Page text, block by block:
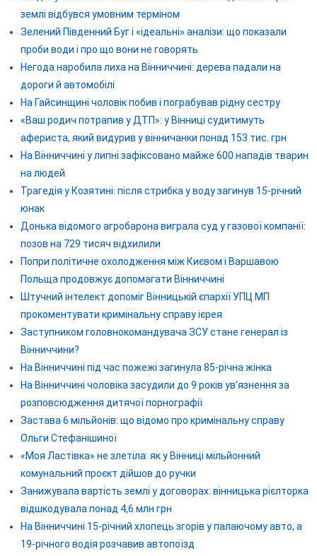
землі відбувся умовним терміном
Зелений Південний Буг і «ідеальні» аналізи: що показали
проби води і про що вони не говорять
Негода наробила лиха на Вінниччині: дерева падали на
дороги й автомобілі
На Гайсинщині чоловік побив і пограбував рідну сестру
«Ваш родич потрапив у ДТП»: у Вінниці судитимуть
афериста, який видурив у вінничанки понад 153 тис. грн
На Вінниччині у липні зафіксовано майже 600 нападів тварин
на людей
Трагедія у Козятині: після стрибка у воду загинув 15-річний
юнак
Донька відомого агробарона виграла суд у газової компанії:
позов на 729 тисяч відхилили
Попри політичне охолодження між Києвом і Варшавою
Польща продовжує допомагати Вінниччині
Штучний інтелект допоміг Вінницькій єпархії УПЦ МП
прокоментувати кримінальну справу ієрея
Заступником головнокомандувача ЗСУ стане генерал із
Вінниччини?
На Вінниччині під час пожежі загинула 85-річна жінка
На Вінниччині чоловіка засудили до 9 років ув’язнення за
розповсюдження дитячої порнографії
Застава 6 мільйонів: що відомо про кримінальну справу
Ольги Стефанішиної
«Моя Ластівка» не злетіла: як у Вінниці мільйонний
комунальний проєкт дійшов до ручки
Занижувала вартість землі у договорах: вінницька рієлторка
відшкодувала понад 4,6 млн грн
На Вінниччині 15-річний хлопець згорів у палаючому авто, а
19-річного водія розчавив автопоїзд